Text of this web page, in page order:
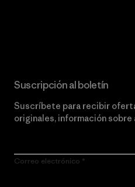
Suscripción al boletín
Suscríbete para recibir
originales, información
Correo electrónico